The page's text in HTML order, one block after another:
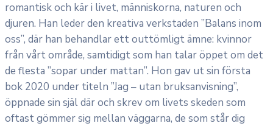
romantisk och kär i livet, människorna, naturen och
djuren. Han leder den kreativa verkstaden ”Balans inom
oss”, där han behandlar ett outtömligt ämne: kvinnor
från vårt område, samtidigt som han talar öppet om det
de flesta ”sopar under mattan”. Hon gav ut sin första
bok 2020 under titeln ”Jag – utan bruksanvisning”,
öppnade sin själ där och skrev om livets skeden som
oftast gömmer sig mellan väggarna, de som står dig